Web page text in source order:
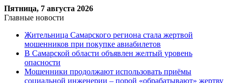
Пятница, 7 августа 2026
Главные новости
Жительница Самарского региона стала жертвой
мошенников при покупке авиабилетов
В Самарской области объявлен желтый уровень
опасности
Мошенники продолжают использовать приёмы
социальной инженерии – порой «обрабатывают» жертву